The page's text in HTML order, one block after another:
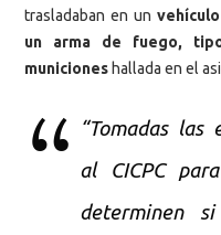
trasladaban en un
un arma de fuego,
municiones hallada en el
“Tomadas las
al CICPC
determinen